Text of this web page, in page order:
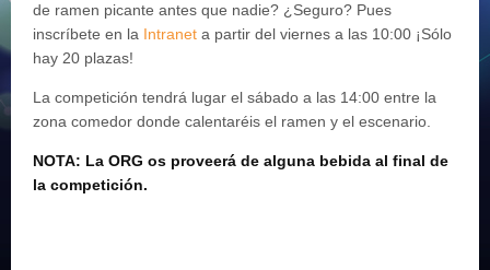
de ramen picante antes que nadie? ¿Seguro? Pues
inscríbete en la Intranet a partir del viernes a las 10:00 ¡Sólo
hay 20 plazas!
La competición tendrá lugar el sábado a las 14:00 entre la
zona comedor donde calentaréis el ramen y el escenario.
NOTA: La ORG os proveerá de alguna bebida al final de
la competición.